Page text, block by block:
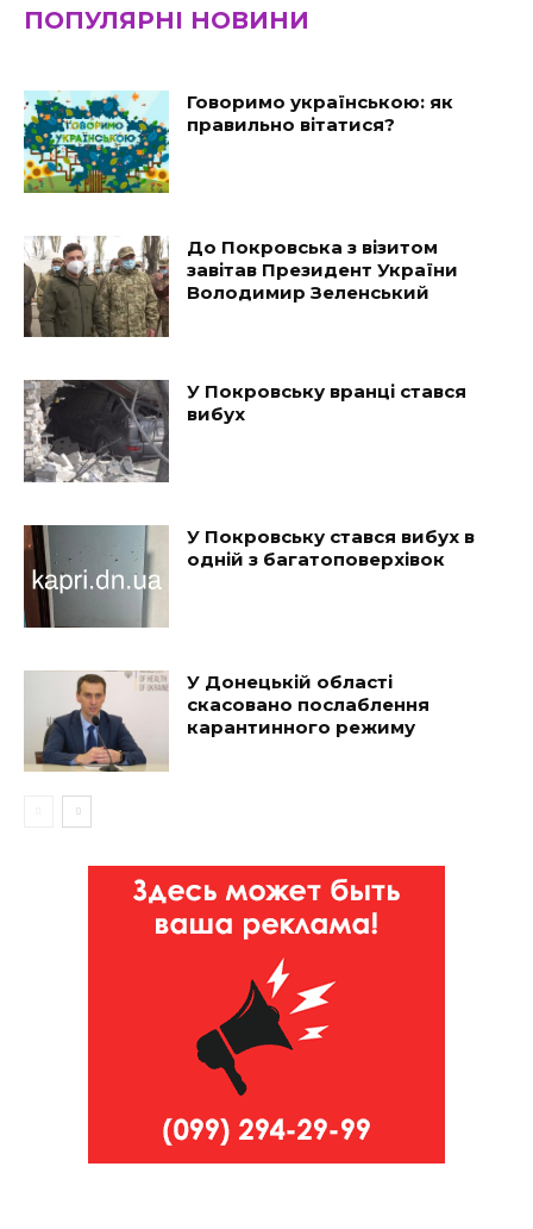
ПОПУЛЯРНІ НОВИНИ
Говоримо українською: як
правильно вітатися?
До Покровська з візитом
завітав Президент України
Володимир Зеленський
У Покровську вранці стався
вибух
У Покровську стався вибух в
одній з багатоповерхівок
У Донецькій області
скасовано послаблення
карантинного режиму